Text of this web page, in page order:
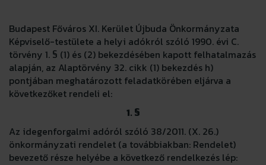
Budapest Főváros XI. Kerület Újbuda Önkormányzata
Képviselő-testülete a helyi adókról szóló 1990. évi C.
törvény 1. § (1) és (2) bekezdésében kapott felhatalmazás
alapján, az Alaptörvény 32. cikk (1) bekezdés h)
pontjában meghatározott feladatkörében eljárva a
következőket rendeli el:
1. §
Az idegenforgalmi adóról szóló 38/2011. (X. 26.)
önkormányzati rendelet (a továbbiakban: Rendelet)
bevezető része helyébe a következő rendelkezés lép: